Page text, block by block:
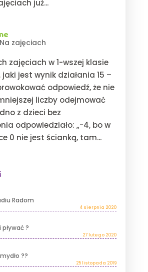
już...
Na zajęciach
zajęciach w 1-wszej klasie
jest wynik działania 15 –
odpowiedź, że nie
liczby odejmować
z dzieci bez
odpowiedziało: „-4, bo w
0 nie jest ścianką, tam...
Radom
4 sierpnia 2020
?
27 lutego 2020
??
25 listopada 2019